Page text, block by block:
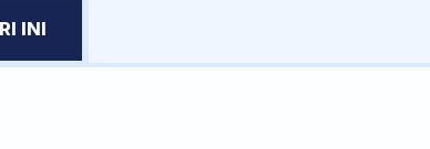
INI